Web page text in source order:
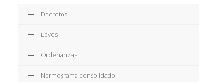
Decretos
Leyes
Ordenanzas
Normograma consolidado